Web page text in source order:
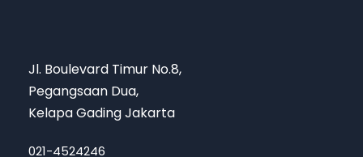
Jl. Boulevard Timur No.8,
Pegangsaan Dua,
Kelapa Gading Jakarta
021-4524246